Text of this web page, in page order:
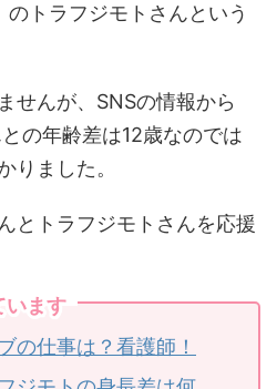
トラフジモトさんという
せんが、SNSの情報から
の年齢差は12歳なのでは
りました。
とトラフジモトさんを応援
います
の仕事は？看護師！